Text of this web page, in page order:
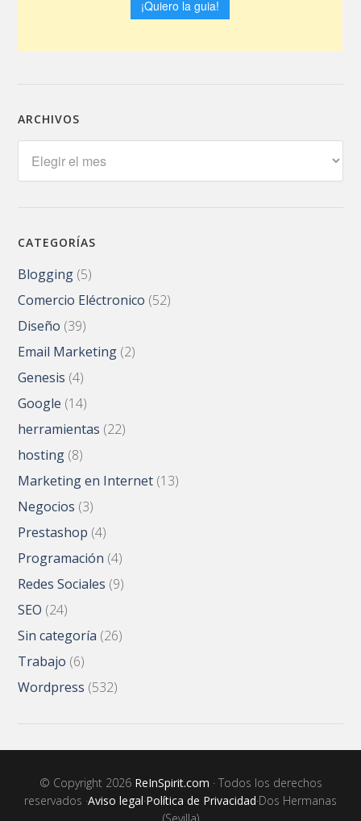
ARCHIVOS
CATEGORÍAS
Blogging (5)
Comercio Eléctronico (52)
Diseño (39)
Email Marketing (2)
Genesis (4)
Google (14)
herramientas (22)
hosting (8)
Marketing en Internet (13)
Negocios (3)
Prestashop (4)
Programación (4)
Redes Sociales (9)
SEO (24)
Sin categoría (26)
Trabajo (6)
Wordpress (532)
© Copyright 2026 ReInSpirit.com · Todos los derechos
reservados ·Aviso legal·Política de Privacidad·Dos Hermanas